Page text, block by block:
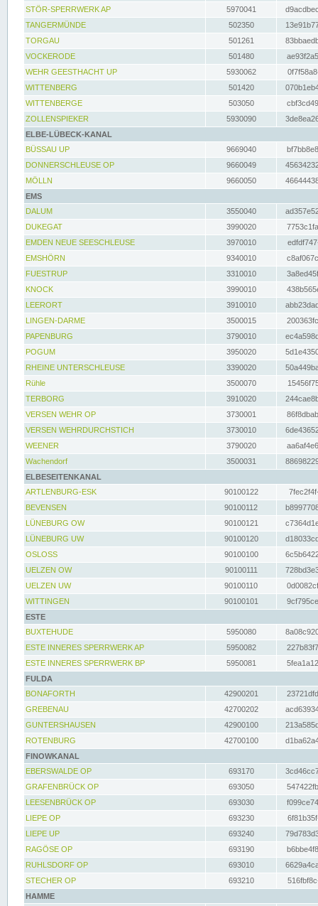
STÖR-SPERRWERK AP 5970041
TANGERMÜNDE
502350
TORGAU
501261
VOCKERODE
501480
WEHR GEESTHACHT UP
5930062
WITTENBERG
501420
WITTENBERGE
503050
ZOLLENSPIEKER
5930090
ELBE-LÜBECK-KANAL
BÜSSAU UP
9669040
DONNERSCHLEUSE OP
9660049
MÖLLN
9660050
EMS
DALUM
3550040
DUKEGAT
3990020
EMDEN NEUE SEESCHLEUSE
3970010
EMSHÖRN
9340010
FUESTRUP
3310010
KNOCK
3990010
LEERORT
3910010
LINGEN-DARME
3500015
PAPENBURG
3790010
POGUM
3950020
RHEINE UNTERSCHLEUSE
3390020
Rühle
3500070
TERBORG
3910020
VERSEN WEHR OP
3730001
VERSEN WEHRDURCHSTICH
3730010
WEENER
3790020
Wachendorf
3500031
ELBESEITENKANAL
ARTLENBURG-ESK
90100122
BEVENSEN
90100112
LÜNEBURG OW
90100121
LÜNEBURG UW
90100120
OSLOSS
90100100
UELZEN OW
90100111
UELZEN UW
90100110
WITTINGEN
90100101
ESTE
BUXTEHUDE
5950080
ESTE INNERES SPERRWERK AP
5950082
ESTE INNERES SPERRWERK BP
5950081
FULDA
BONAFORTH
42900201
GREBENAU
42700202
GUNTERSHAUSEN
42900100
ROTENBURG
42700100
FINOWKANAL
EBERSWALDE OP
693170
GRAFENBRÜCK OP
693050
LEESENBRÜCK OP
693030
LIEPE OP
693230
LIEPE UP
693240
RAGÖSE OP
693190
RUHLSDORF OP
693010
STECHER OP
693210
HAMME